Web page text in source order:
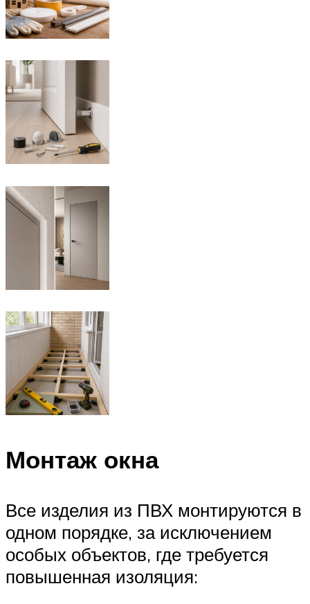
Монтаж окна
Все изделия из ПВХ монтируются в
одном порядке, за исключением
особых объектов, где требуется
повышенная изоляция: